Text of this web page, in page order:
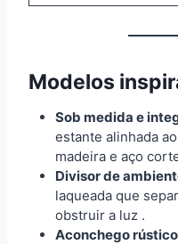
Modelos
Sob medida e
estante alinhada
madeira e aço
Divisor de
laqueada que
obstruir a luz .
Aconchego rústico